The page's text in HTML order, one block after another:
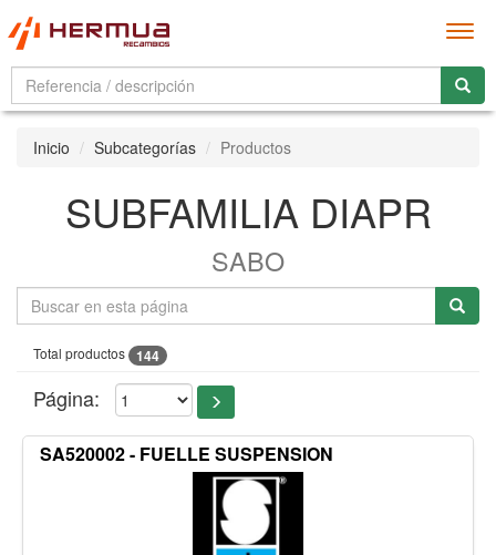
Inicio Subcategorías Productos
SUBFAMILIA DIAPR
SABO
Total productos 144
Página:
SA520002 - FUELLE SUSPENSION